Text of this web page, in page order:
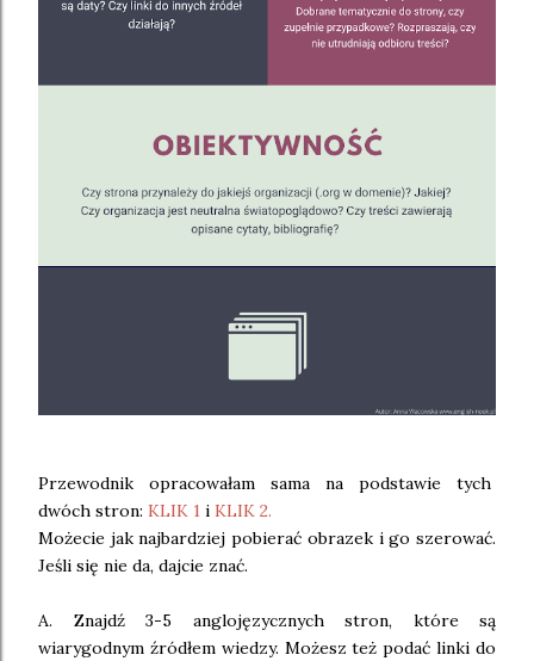
Przewodnik opracowałam sama na podstawie tych
dwóch stron: KLIK 1 i KLIK 2.
Możecie jak najbardziej pobierać obrazek i go szerować.
Jeśli się nie da, dajcie znać.
A. Znajdź 3-5 anglojęzycznych stron, które są
wiarygodnym źródłem wiedzy. Możesz też podać linki do